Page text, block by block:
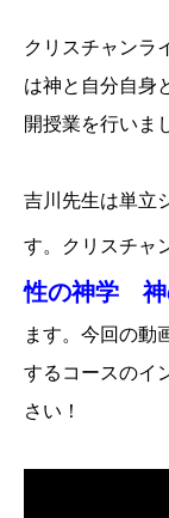
クリスチャンラ
は神と自分自身
開授業を行いま
吉川先生は単立
す。クリスチャ
性の神学 神
ます。今回の動
するコースのイ
さい！